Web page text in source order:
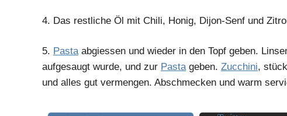
4. Das restliche Öl mit Chili, Honig, Dijon-Senf und
5. Pastaabgiessen und wieder in den Topf geben.
aufgesaugt wurde, und zur Pastageben. Zucchini,
und alles gut vermengen. Abschmecken und warm